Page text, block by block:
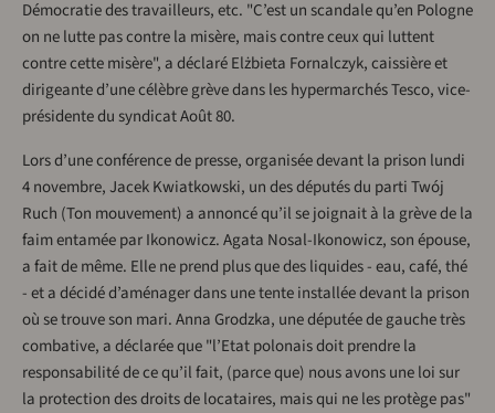
Démocratie des travailleurs, etc. "C’est un scandale qu’en Pologne
on ne lutte pas contre la misère, mais contre ceux qui luttent
contre cette misère", a déclaré Elżbieta Fornalczyk, caissière et
dirigeante d’une célèbre grève dans les hypermarchés Tesco, vice-
présidente du syndicat Août 80.
Lors d’une conférence de presse, organisée devant la prison lundi
4 novembre, Jacek Kwiatkowski, un des députés du parti Twój
Ruch (Ton mouvement) a annoncé qu’il se joignait à la grève de la
faim entamée par Ikonowicz. Agata Nosal-Ikonowicz, son épouse,
a fait de même. Elle ne prend plus que des liquides - eau, café, thé
- et a décidé d’aménager dans une tente installée devant la prison
où se trouve son mari. Anna Grodzka, une députée de gauche très
combative, a déclarée que "l’Etat polonais doit prendre la
responsabilité de ce qu’il fait, (parce que) nous avons une loi sur
la protection des droits de locataires, mais qui ne les protège pas"